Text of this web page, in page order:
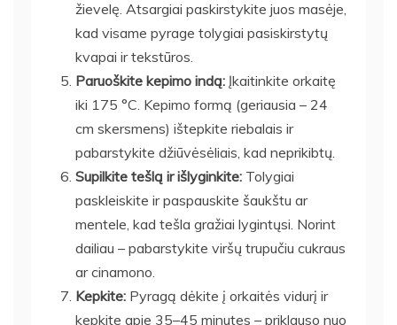
žievelę. Atsargiai paskirstykite juos masėje,
kad visame pyrage tolygiai pasiskirstytų
kvapai ir tekstūros.
Paruoškite kepimo indą: Įkaitinkite orkaitę
iki 175 °C. Kepimo formą (geriausia – 24
cm skersmens) ištepkite riebalais ir
pabarstykite džiūvėsėliais, kad neprikibtų.
Supilkite tešlą ir išlyginkite: Tolygiai
paskleiskite ir paspauskite šaukštu ar
mentele, kad tešla gražiai lygintųsi. Norint
dailiau – pabarstykite viršų trupučiu cukraus
ar cinamono.
Kepkite: Pyragą dėkite į orkaitės vidurį ir
kepkite apie 35–45 minutes – priklauso nuo